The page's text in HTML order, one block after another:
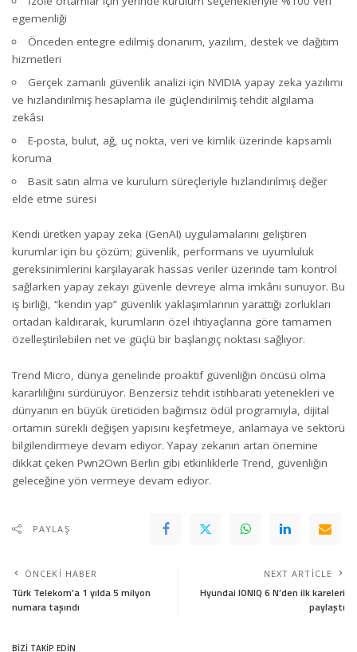
egemenliği
Önceden entegre edilmiş donanım, yazılım, destek ve dağıtım
hizmetleri
Gerçek zamanlı güvenlik analizi için NVIDIA yapay zeka yazılımı
ve hızlandırılmış hesaplama ile güçlendirilmiş tehdit algılama
zekâsı
E-posta, bulut, ağ, uç nokta, veri ve kimlik üzerinde kapsamlı
koruma
Basit satın alma ve kurulum süreçleriyle hızlandırılmış değer
elde etme süresi
Kendi üretken yapay zeka (GenAI) uygulamalarını geliştiren
kurumlar için bu çözüm; güvenlik, performans ve uyumluluk
gereksinimlerini karşılayarak hassas veriler üzerinde tam kontrol
sağlarken yapay zekayı güvenle devreye alma imkânı sunuyor. Bu
iş birliği, “kendin yap” güvenlik yaklaşımlarının yarattığı zorlukları
ortadan kaldırarak, kurumların özel ihtiyaçlarına göre tamamen
özelleştirilebilen net ve güçlü bir başlangıç noktası sağlıyor.
Trend Micro, dünya genelinde proaktif güvenliğin öncüsü olma
kararlılığını sürdürüyor. Benzersiz tehdit istihbaratı yetenekleri ve
dünyanın en büyük üreticiden bağımsız ödül programıyla, dijital
ortamın sürekli değişen yapısını keşfetmeye, anlamaya ve sektörü
bilgilendirmeye devam ediyor. Yapay zekanın artan önemine
dikkat çeken Pwn2Own Berlin gibi etkinliklerle Trend, güvenliğin
geleceğine yön vermeye devam ediyor.
PAYLAŞ
ÖNCEKI HABER
Türk Telekom’a 1 yılda 5 milyon
numara taşındı
NEXT ARTICLE
Hyundai IONIQ 6 N’den ilk kareleri
paylaştı
BİZİ TAKİP EDİN